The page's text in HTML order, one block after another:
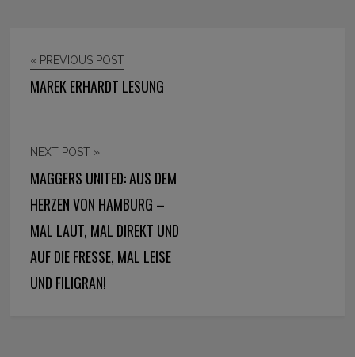
« PREVIOUS POST
MAREK ERHARDT LESUNG
NEXT POST »
MAGGERS UNITED: AUS DEM
HERZEN VON HAMBURG –
MAL LAUT, MAL DIREKT UND
AUF DIE FRESSE, MAL LEISE
UND FILIGRAN!